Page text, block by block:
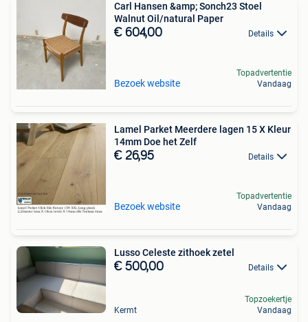
Carl Hansen &amp; Sonch23 Stoel
Walnut Oil/natural Paper
€ 604,00 Details
Bezoek website
Topadvertentie
Vandaag
Lamel Parket Meerdere lagen 15 X Kleur
14mm Doe het Zelf
€ 26,95 Details
Bezoek website
Topadvertentie
Vandaag
Lusso Celeste zithoek zetel
€ 500,00 Details
Kermt
Topzoekertje
Vandaag